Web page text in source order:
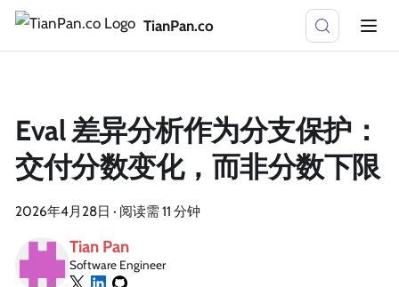
TianPan.co
Eval 差异分析作为分支保护：
交付分数变化，而非分数下限
2026年4月28日 · 阅读需 11 分钟
Tian Pan
Software Engineer